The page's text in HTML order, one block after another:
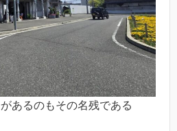
あるのもその名残である